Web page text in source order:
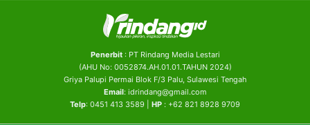
Penerbit: PT Rindang Media Lestari
(AHU No: 0052874.AH.01.01.TAHUN 2024)
Griya Palupi Permai Blok F/3 Palu, Sulawesi Tengah
Email: idrindang@gmail.com
Telp: 0451 413 3589 | HP : +62 821 8928 9709